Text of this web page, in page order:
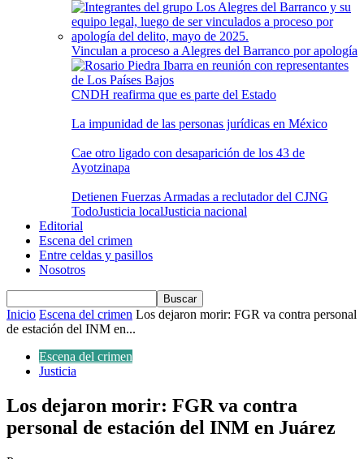
Vinculan a proceso a Alegres del Barranco por apología
CNDH reafirma que es parte del Estado
La impunidad de las personas jurídicas en México
Cae otro ligado con desaparición de los 43 de
Ayotzinapa
Detienen Fuerzas Armadas a reclutador del CJNG
TodoJusticia localJusticia nacional
Editorial
Escena del crimen
Entre celdas y pasillos
Nosotros
Inicio Escena del crimen Los dejaron morir: FGR va contra personal
de estación del INM en...
Escena del crimen
Justicia
Los dejaron morir: FGR va contra
personal de estación del INM en Juárez